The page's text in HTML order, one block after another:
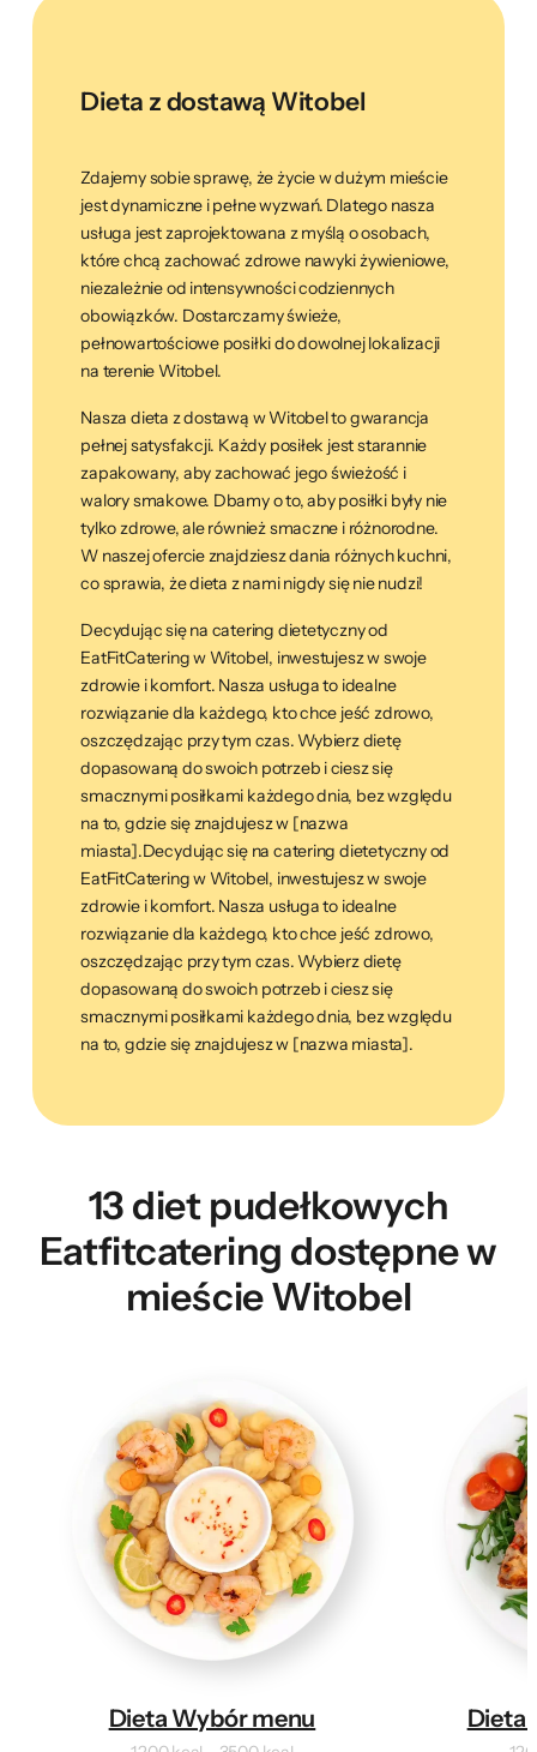
Dieta z dostawą Witobel
Zdajemy sobie sprawę, że życie w dużym mieście
jest dynamiczne i pełne wyzwań. Dlatego nasza
usługa jest zaprojektowana z myślą o osobach,
które chcą zachować zdrowe nawyki żywieniowe,
niezależnie od intensywności codziennych
obowiązków. Dostarczamy świeże,
pełnowartościowe posiłki do dowolnej lokalizacji
na terenie Witobel.
Nasza dieta z dostawą w Witobel to gwarancja
pełnej satysfakcji. Każdy posiłek jest starannie
zapakowany, aby zachować jego świeżość i
walory smakowe. Dbamy o to, aby posiłki były nie
tylko zdrowe, ale również smaczne i różnorodne.
W naszej ofercie znajdziesz dania różnych kuchni,
co sprawia, że dieta z nami nigdy się nie nudzi!
Decydując się na catering dietetyczny od
EatFitCatering w Witobel, inwestujesz w swoje
zdrowie i komfort. Nasza usługa to idealne
rozwiązanie dla każdego, kto chce jeść zdrowo,
oszczędzając przy tym czas. Wybierz dietę
dopasowaną do swoich potrzeb i ciesz się
smacznymi posiłkami każdego dnia, bez względu
na to, gdzie się znajdujesz w [nazwa
miasta].Decydując się na catering dietetyczny od
EatFitCatering w Witobel, inwestujesz w swoje
zdrowie i komfort. Nasza usługa to idealne
rozwiązanie dla każdego, kto chce jeść zdrowo,
oszczędzając przy tym czas. Wybierz dietę
dopasowaną do swoich potrzeb i ciesz się
smacznymi posiłkami każdego dnia, bez względu
na to, gdzie się znajdujesz w [nazwa miasta].
13 diet pudełkowych
Eatfitcatering dostępne w
mieście Witobel
Dieta Wybór menu Dieta